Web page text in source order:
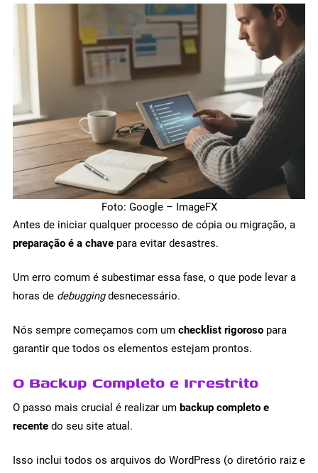
Foto: Google – ImageFX
Antes de iniciar qualquer processo de cópia ou migração, a
preparação é a chave para evitar desastres.
Um erro comum é subestimar essa fase, o que pode levar a
horas de debuggingdesnecessário.
Nós sempre começamos com um checklist rigoroso para
garantir que todos os elementos estejam prontos.
O Backup Completo e Irrestrito
O passo mais crucial é realizar um backup completo e
recente do seu site atual.
Isso inclui todos os arquivos do WordPress (o diretório raiz e